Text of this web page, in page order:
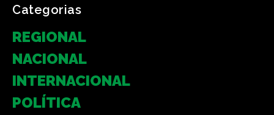
Categorias
REGIONAL
NACIONAL
INTERNACIONAL
POLÍTICA